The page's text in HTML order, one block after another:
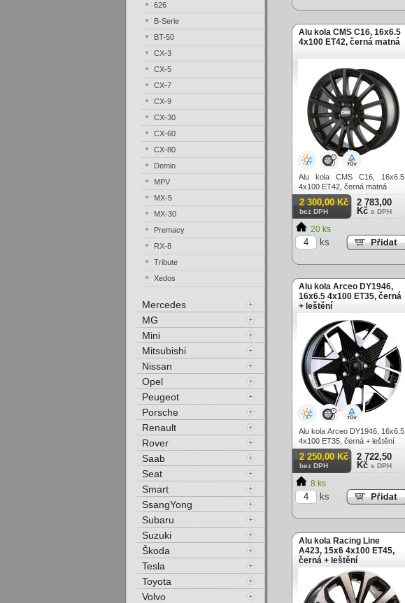
Alu kola CMS C16, 16x6.5
4x100 ET42, černá matná
Alu kola CMS C16, 16x6.5
4x100 ET42, černá matná
2 300,00 Kč
bez DPH
2 783,00
Kč s DPH
20 ks
ks
Alu kola Arceo DY1946,
16x6.5 4x100 ET35, černá
+ leštění
Alu kola Arceo DY1946, 16x6.5
4x100 ET35, černá + leštění
2 250,00 Kč
bez DPH
2 722,50
Kč s DPH
8 ks
ks
Alu kola Racing Line
A423, 15x6 4x100 ET45,
černá + leštění
626
B-Serie
BT-50
CX-3
CX-5
CX-7
CX-9
CX-30
CX-60
CX-80
Demio
MPV
MX-5
MX-30
Premacy
RX-8
Tribute
Xedos
Mercedes
MG
Mini
Mitsubishi
Nissan
Opel
Peugeot
Porsche
Renault
Rover
Saab
Seat
Smart
SsangYong
Subaru
Suzuki
Škoda
Tesla
Toyota
Volvo